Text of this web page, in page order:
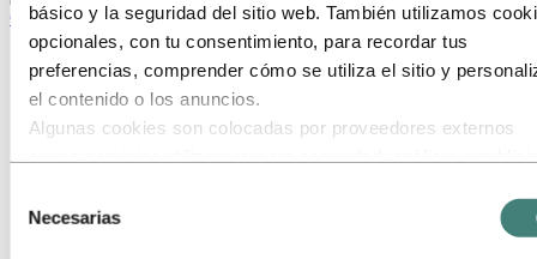
básico y la seguridad del sitio web. También utilizamos
opcionales, con tu consentimiento, para recordar tus
preferencias, comprender cómo se utiliza el sitio y
el contenido o los anuncios.
Algunas cookies son colocadas por proveedores externos
uso de nuestro sitio con otra información que les hayas
proporcionado o que hayan recopilado a través de tu uso de
Necesarias
Carreras
Estudiantes y graduados
La vida en Hydro
Áreas profesionales
Comunicación
Excelencia operativa
Finanzas y contabilidad